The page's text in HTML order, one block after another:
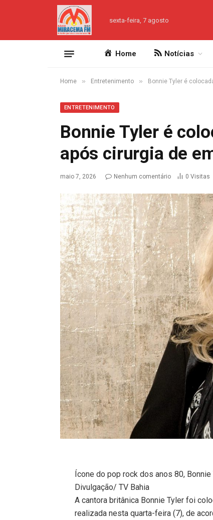
sexta-feira, 7 agosto
Home Notícias
Home » Entretenimento » Bonnie Tyler é
ENTRETENIMENTO
Bonnie Tyler é
após cirurgia de
maio 7, 2026 Nenhum comentário 0 Visitas
Ícone do pop rock dos anos 80,
Divulgação/ TV Bahia
A cantora britânica Bonnie Tyler foi
realizada nesta quarta-feira (7), de